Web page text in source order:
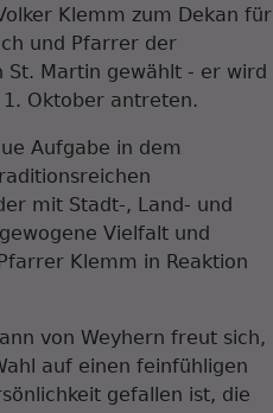
Klemm zum Dekan für
und Pfarrer der
St. Martin gewählt - er wird
Oktober antreten.
Aufgabe in dem
mit Stadt-, Land- und
Vielfalt und
Klemm in Reaktion
von Weyhern freut sich,
auf einen feinfühligen
gefallen ist, die